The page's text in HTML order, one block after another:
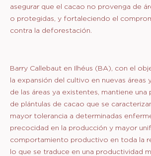
asegurar que el cacao no provenga de
o protegidas, y fortaleciendo el
contra la deforestación.
Barry Callebaut en Ilhéus (BA), con el
la expansión del cultivo en nuevas áreas
de las áreas ya existentes, mantiene
de plántulas de cacao que se
mayor tolerancia a determinadas
precocidad en la producción y mayor
comportamiento productivo en toda la
lo que se traduce en una productividad